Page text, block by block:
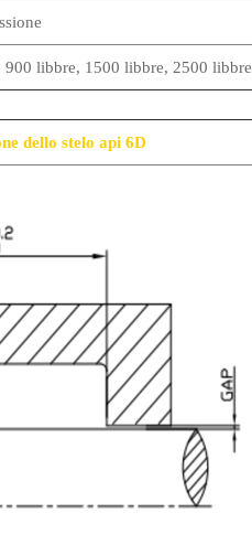
libbre, 1500 libbre, 2500 libbre
dello stelo api 6D